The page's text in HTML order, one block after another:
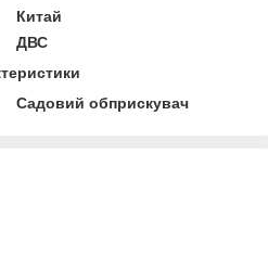
Китай
ДВС
Садовий обприскувач